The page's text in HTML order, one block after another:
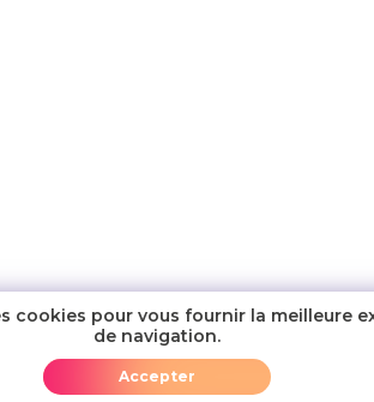
Ajouter au panier
cookies pour vous fournir la meilleure
de navigation.
Accepter